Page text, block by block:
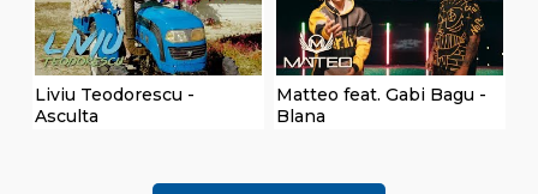
Liviu Teodorescu -
Asculta
Matteo feat. Gabi Bagu -
Blana